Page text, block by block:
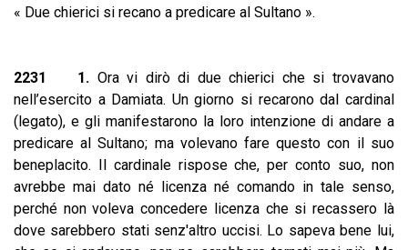
« Due chierici si recano a predicare al Sultano ».
2231 1. Ora vi dirò di due chierici che si trovavano
nell’esercito a Damiata. Un giorno si recarono dal cardinal
(legato), e gli manifestarono la loro intenzione di andare a
predicare al Sultano; ma volevano fare questo con il suo
beneplacito. Il cardinale rispose che, per conto suo, non
avrebbe mai dato né licenza né comando in tale senso,
perché non voleva concedere licenza che si recassero là
dove sarebbero stati senz'altro uccisi. Lo sapeva bene lui,